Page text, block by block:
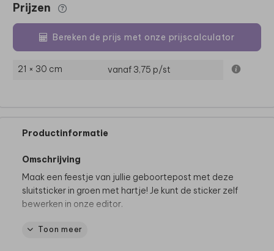
Prijzen
Bereken de prijs met onze prijscalculator
21 × 30 cm vanaf 3,75 p/st
Productinformatie
Omschrijving
Maak een feestje van jullie geboortepost met deze
sluitsticker in groen met hartje! Je kunt de sticker zelf
bewerken in onze editor.
• Diameter 3,5 cm
Toon meer